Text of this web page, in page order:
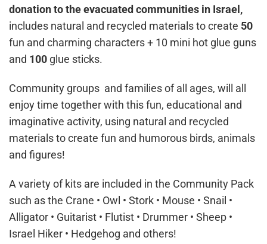
donation to the evacuated communities in Israel,
includes natural and recycled materials to create 50
fun and charming characters + 10 mini hot glue guns
and 100 glue sticks.
Community groups and families of all ages, will all
enjoy time together with this fun, educational and
imaginative activity, using natural and recycled
materials to create fun and humorous birds, animals
and figures!
A variety of kits are included in the Community Pack
such as the Crane • Owl • Stork • Mouse • Snail •
Alligator • Guitarist • Flutist • Drummer • Sheep •
Israel Hiker • Hedgehog and others!